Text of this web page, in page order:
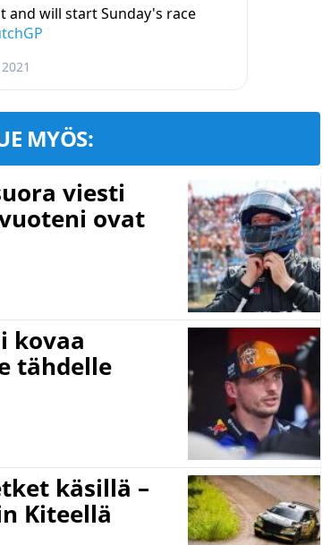
and will start Sunday's race
MYÖS:
viesti
ovat
kovaa
tähdelle
käsillä –
Kiteellä